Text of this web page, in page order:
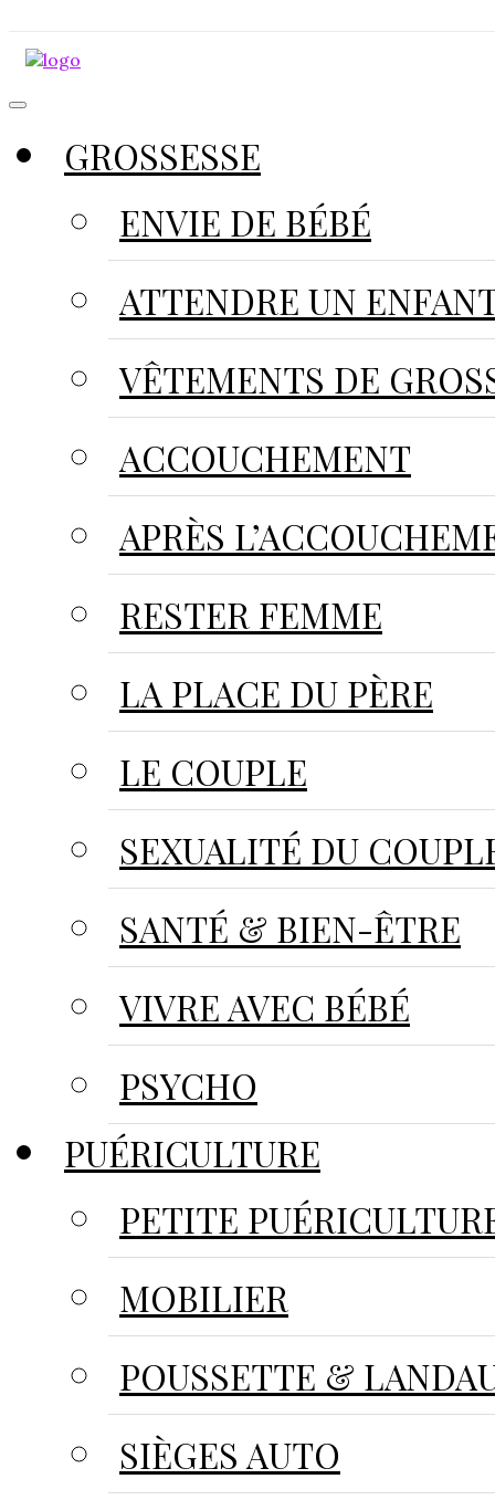
GROSSESSE
ENVIE DE BÉBÉ
ATTENDRE UN
VÊTEMENTS DE
ACCOUCHEMENT
APRÈS
RESTER FEMME
LA PLACE DU PÈRE
LE COUPLE
SEXUALITÉ DU
SANTÉ & BIEN-ÊTRE
VIVRE AVEC BÉBÉ
PSYCHO
PUÉRICULTURE
PETITE
MOBILIER
POUSSETTE &
SIÈGES AUTO